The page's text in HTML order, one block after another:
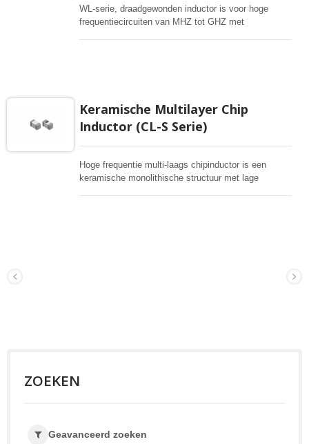
WL-serie, draadgewonden inductor is voor hoge
frequentiecircuiten van MHZ tot GHZ met
kosteneffectieve producten te bieden. Neem contact
met ons op voor uw vereisten voor standaard of op
Keramische Multilayer Chip
Inductor (CL-S Serie)
Hoge frequentie multi-laags chipinductor is een
keramische monolithische structuur met lage
ZOEKEN
Geavanceerd zoeken